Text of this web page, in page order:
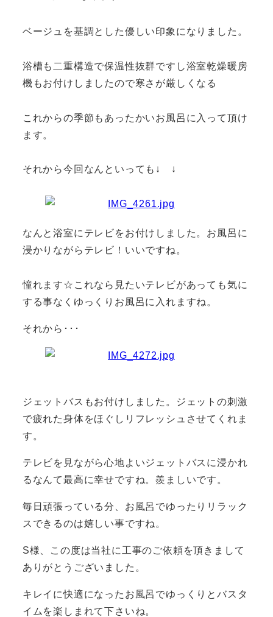
ベージュを基調とした優しい印象になりました。
浴槽も二重構造で保温性抜群ですし浴室乾燥暖房
機もお付けしましたので寒さが厳しくなる
これからの季節もあったかいお風呂に入って頂け
ます。
それから今回なんといっても↓ ↓
なんと浴室にテレビをお付けしました。お風呂に
浸かりながらテレビ！いいですね。
憧れます☆これなら見たいテレビがあっても気に
する事なくゆっくりお風呂に入れますね。
それから･･･
ジェットバスもお付けしました。ジェットの刺激
で疲れた身体をほぐしリフレッシュさせてくれま
す。
テレビを見ながら心地よいジェットバスに浸かれ
るなんて最高に幸せですね。羨ましいです。
毎日頑張っている分、お風呂でゆったりリラック
スできるのは嬉しい事ですね。
S様、この度は当社に工事のご依頼を頂きまして
ありがとうございました。
キレイに快適になったお風呂でゆっくりとバスタ
イムを楽しまれて下さいね。